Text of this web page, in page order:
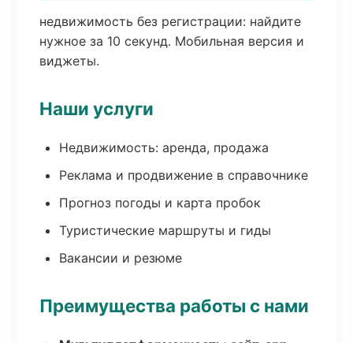
недвижимость без регистрации: найдите
нужное за 10 секунд. Мобильная версия и
виджеты.
Наши услуги
Недвижимость: аренда, продажа
Реклама и продвижение в справочнике
Прогноз погоды и карта пробок
Туристические маршруты и гиды
Вакансии и резюме
Преимущества работы с нами